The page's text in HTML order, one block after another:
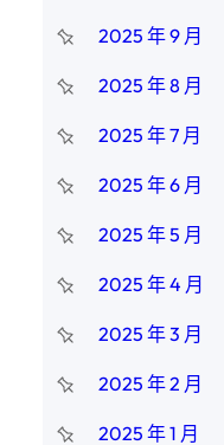
2025 年 9 月
2025 年 8 月
2025 年 7 月
2025 年 6 月
2025 年 5 月
2025 年 4 月
2025 年 3 月
2025 年 2 月
2025 年 1 月